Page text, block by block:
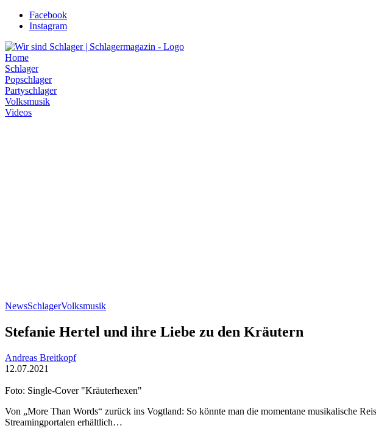
Zum
Inhalt
Facebook
Instagram
Home
Schlager
Popschlager
Partyschlager
Volksmusik
Videos
NewsSchlagerVolksmusik
Stefanie Hertel und ihre Liebe zu den Kräutern
Andreas Breitkopf
12.07.2021
Foto: Single-Cover "Kräuterhexen"
Von „More Than Words“ zurück ins Vogtland: So könnte man die momentane musikalische
Streamingportalen erhältlich…